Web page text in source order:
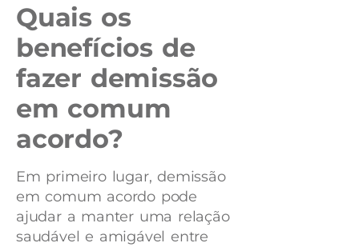
Quais os
benefícios de
fazer demissão
em comum
acordo?
Em primeiro lugar, demissão
em comum acordo pode
ajudar a manter uma relação
saudável e amigável entre